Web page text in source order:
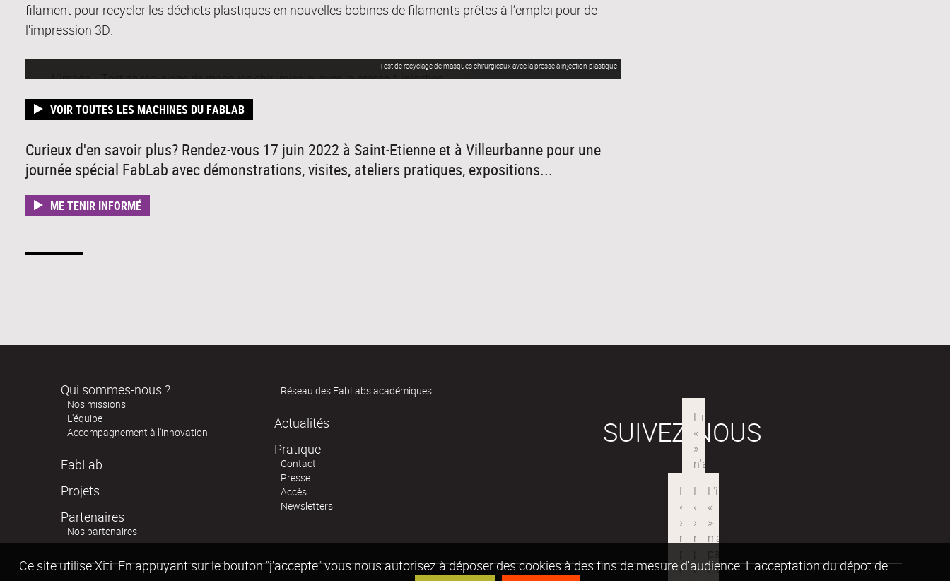
Ce site utilise Xiti. En appuyant sur le bouton "j'accepte" vous nous autorisez à déposer des cookies à des fins de mesure d'audience. L'acceptation du dépot de
filament pour recycler les déchets plastiques en nouvelles bobines de filaments prêtes à l’emploi pour de
l'impression 3D.
Test de recyclage de masques chirurgicaux avec la presse à injection plastique
VOIR TOUTES LES MACHINES DU FABLAB
Curieux d'en savoir plus? Rendez-vous 17 juin 2022 à Saint-Etienne et à Villeurbanne pour une
journée spécial FabLab avec démonstrations, visites, ateliers pratiques, expositions...
ME TENIR INFORMÉ
Qui sommes-nous ?
Nos missions
L'équipe
Accompagnement à l'innovation
FabLab
Projets
Partenaires
Nos partenaires
Réseau des FabLabs académiques
Actualités
Pratique
Contact
Presse
Accès
Newsletters
SUIVEZ-NOUS